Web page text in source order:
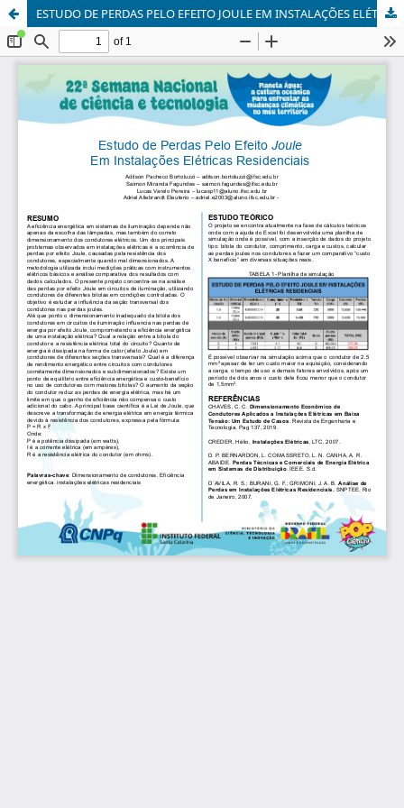
ESTUDO DE PERDAS PELO EFEITO JOULE EM INSTALAÇÕES ELÉTRICAS RESIDENCIAIS